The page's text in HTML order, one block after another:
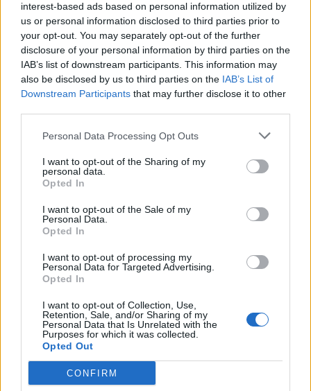
interest-based ads based on personal information utilized by
us or personal information disclosed to third parties prior to
your opt-out. You may separately opt-out of the further
disclosure of your personal information by third parties on the
IAB’s list of downstream participants. This information may
also be disclosed by us to third parties on the IAB’s List of
Downstream Participants that may further disclose it to other
Personal Data Processing Opt Outs
I want to opt-out of the Sharing of my
personal data.
Opted In
I want to opt-out of the Sale of my
Personal Data.
Opted In
I want to opt-out of processing my
Personal Data for Targeted Advertising.
Opted In
I want to opt-out of Collection, Use,
Retention, Sale, and/or Sharing of my
Personal Data that Is Unrelated with the
Purposes for which it was collected.
Opted Out
CONFIRM
Unikkatili ka një surprizë
për adhuruesit e tij
22:46 / 24/07/2022
A kanë marrë fund diss-et
dhe ironizimet? Don
Xhoni dëgjon këngën e
Noizyt
schedule 16:10 / 19/06/2022
Xhensila dhe Noizy,
kënga që do të na
shoqërojë gjatë netëve të
verës (VIDEO)
08:38 / 07/06/2022
Gjiko befason me lëvizjen
e fundit pas akuzave për
(VIDEO)
Më shpejt nga ç’prisni, Era